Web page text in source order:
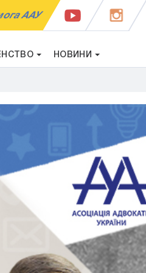
ААУ
НОВИНИ